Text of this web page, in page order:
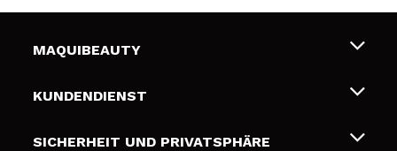
MAQUIBEAUTY
Über uns
Geschenkkarten
KUNDENDIENST
Liefer- und Versandkosten
SICHERHEIT UND PRIVATSPHÄRE